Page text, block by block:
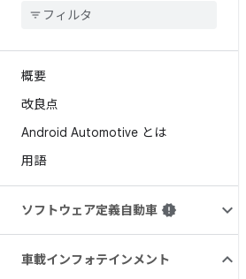
概要
改良点
Android Automotive とは
用語
ソフトウェア定義自動車
車載インフォテインメント